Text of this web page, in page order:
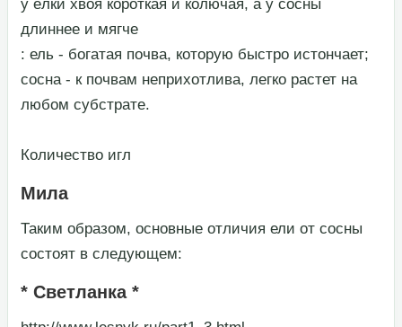
​у ёлки хвоя короткая и колючая, а у сосны
длиннее и мягче​
​: ель - богатая почва, которую быстро истончает;
сосна - к почвам неприхотлива, легко растет на
любом субстрате.​
​Количество игл​
Мила
​Таким образом, основные отличия ели от сосны
состоят в следующем:​
* Светланка *